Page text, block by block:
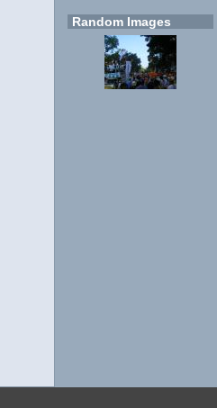
Random Images